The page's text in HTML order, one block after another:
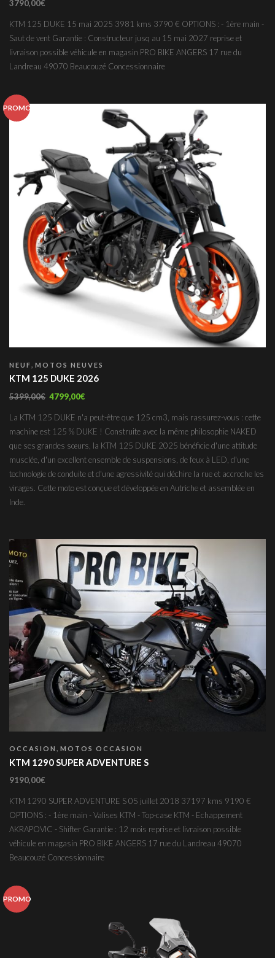
3790,00€
KTM 125 DUKE 15 mai 2025 3981 kms 3790 € OPTIONS : - 1ère main -
Saut de vent Garantie : Constructeur jusq au 15 mai 2027 reprise et
livraison possible véhicule en magasin PRO BIKE ANGERS 17 rue du
Landreau 49070 Beaucouzé Concessionnaire
PROMO
NEUF, MOTOS NEUVES
KTM 125 DUKE 2026
5399,00€ 4799,00€
La KTM 125 DUKE n'a peut-être que 125 cm3, mais rassurez-vous : cette
machine est 125 % DUKE ! Construite avec la même philosophie NAKED
que ses grandes sœurs, la KTM 125 DUKE 2025 bénéficie d'une attitude
musclée, d'un excellent ensemble de suspensions, de feux à LED, d'une
technologie de conduite et d'une agressivité qui déchire la rue et accroche les
virages. Cette moto est conçue et développée en Autriche et assemblée en
Inde.
OCCASION , MOTOS OCCASION
KTM 1290 SUPER ADVENTURE S
9190,00€
KTM 1290 SUPER ADVENTURE S 05 juillet 2018 37197 kms 9190 €
OPTIONS : - 1ère main - Valises KTM - Top-case KTM - Echappement
AKRAPOVIC - Shifter Garantie : 12 mois reprise et livraison possible
véhicule en magasin PRO BIKE ANGERS 17 rue du Landreau 49070
Beaucouzé Concessionnaire
PROMO